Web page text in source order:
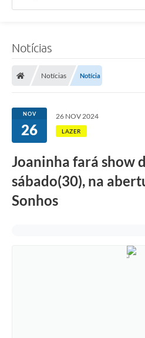
Notícias
Notícias Notícia
NOV
26
26 NOV 2024
LAZER
Joaninha fará show
sábado(30), na
Sonhos